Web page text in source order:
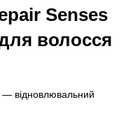
Senses
волосся
— відновлювальний